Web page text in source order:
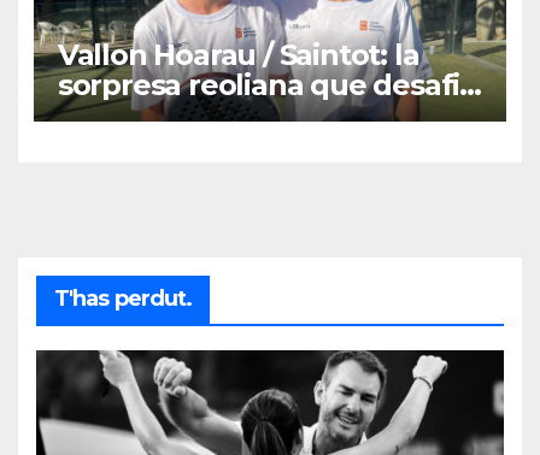
Vallon Hoarau / Saintot: la
sorpresa reoliana que desafia
la cap de sèrie 1
T'has perdut.